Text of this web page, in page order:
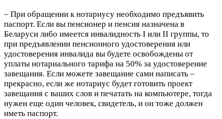
– При обращении к нотариусу необходимо предъявить
паспорт. Если вы пенсионер и пенсия назначена в
Беларуси либо имеется инвалидность I или II группы, то
при предъявлении пенсионного удостоверения или
удостоверения инвалида вы будете освобождены от
уплаты нотариального тарифа на 50% за удостоверение
завещания. Если можете завещание сами написать –
прекрасно, если же нотариус будет готовить проект
завещания с ваших слов и печатать на компьютере, тогда
нужен еще один человек, свидетель, и он тоже должен
иметь паспорт.